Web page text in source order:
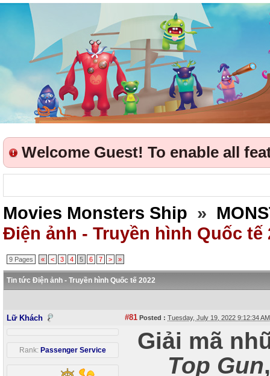
Welcome Guest! To enable all
Movies Monsters Ship »
Điện ảnh - Truyền hình Quốc tế
9 Pages « < 3 4 5 6 7 > »
Tin tức Điện ảnh - Truyền hình Quốc tế 2022
Lữ Khách #81 Posted : Tuesday, July 19, 2022 9:12:34
Rank: Passenger Service
Giải mã
Top Gun